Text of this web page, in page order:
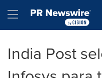
Hamburger menu
India Post